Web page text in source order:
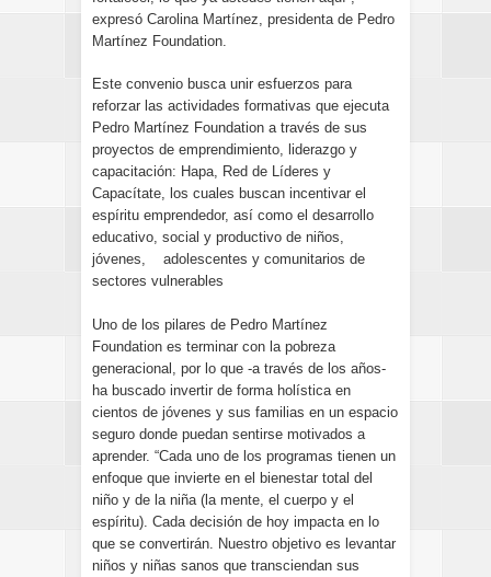
expresó Carolina Martínez, presidenta de Pedro
Martínez Foundation.
Este convenio busca unir esfuerzos para
reforzar las actividades formativas que ejecuta
Pedro Martínez Foundation a través de sus
proyectos de emprendimiento, liderazgo y
capacitación: Hapa, Red de Líderes y
Capacítate, los cuales buscan incentivar el
espíritu emprendedor, así como el desarrollo
educativo, social y productivo de niños,
jóvenes, adolescentes y comunitarios de
sectores vulnerables
Uno de los pilares de Pedro Martínez
Foundation es terminar con la pobreza
generacional, por lo que -a través de los años-
ha buscado invertir de forma holística en
cientos de jóvenes y sus familias en un espacio
seguro donde puedan sentirse motivados a
aprender. “Cada uno de los programas tienen un
enfoque que invierte en el bienestar total del
niño y de la niña (la mente, el cuerpo y el
espíritu). Cada decisión de hoy impacta en lo
que se convertirán. Nuestro objetivo es levantar
niños y niñas sanos que transciendan sus